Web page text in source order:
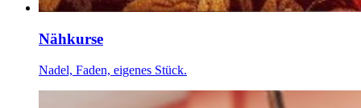
Nähkurse
Nadel, Faden, eigenes Stück.